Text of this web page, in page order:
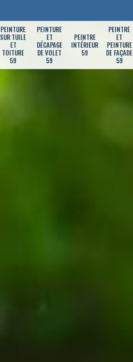
PEINTURE
SUR TUILE
ET
TOITURE
59
PEINTURE
ET
DÉCAPAGE
DE VOLET
59
PEINTRE
INTÉRIEUR
59
PEINTRE
ET
PEINTURE
DE FAÇADE
59